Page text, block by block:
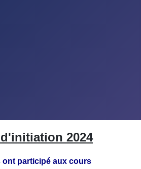
2024
ont participé aux cours